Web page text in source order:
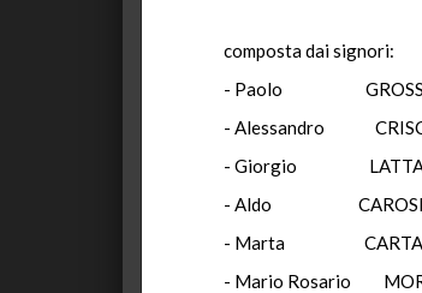
composta dai signori:
- Paolo
- Alessandro
- Giorgio
- Aldo
- Marta
- Mario